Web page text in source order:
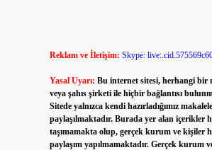
Reklam ve İletişim: Skype:
Yasal Uyarı: Bu internet sitesi, herhangi bir
veya şahıs şirketi ile hiçbir bağlantısı
Sitede yalnızca kendi hazırladığımız
paylaşılmaktadır. Burada yer alan içerikler
taşımamakta olup, gerçek kurum ve kişiler
paylaşım yapılmamaktadır. Gerçek kurum